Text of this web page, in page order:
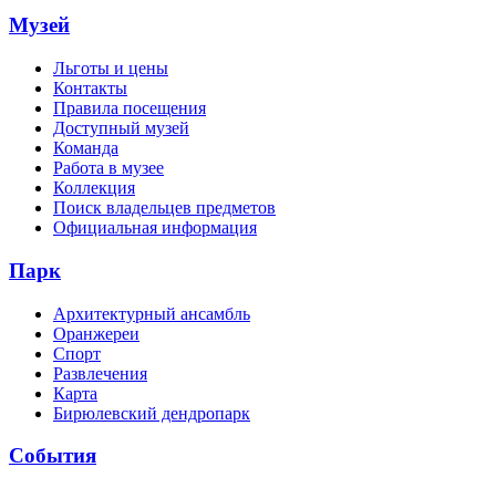
Музей
Льготы и цены
Контакты
Правила посещения
Доступный музей
Команда
Работа в музее
Коллекция
Поиск владельцев предметов
Официальная информация
Парк
Архитектурный ансамбль
Оранжереи
Спорт
Развлечения
Карта
Бирюлевский дендропарк
События